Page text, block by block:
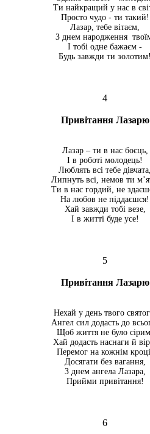
Ти найкращий у нас в
Просто чудо - ти такий!
Лазар, тебе вітаєм,
З днем народження
І тобі одне бажаєм -
Будь завжди ти золотим!
4
Привітання Лазарю
Лазар – ти в нас боєць,
І в роботі молодець!
Люблять всі тебе дівчата,
Липнуть всі, немов ти
Ти в нас гордий, не
На любов не піддаєшся!
Хай завжди тобі везе,
І в житті буде усе!
5
Привітання Лазарю
Нехай у день твого
Ангел сил додасть до
Щоб життя не було
Хай додасть наснаги й
Перемог на кожнім
Досягати без вагання,
З днем ангела Лазара,
Прийми привітання!
6